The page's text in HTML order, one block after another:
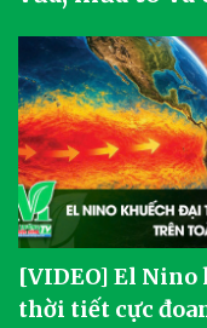
[VIDEO] El Nino
thời tiết cực